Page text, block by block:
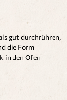
gut durchrühren,
die Form
in den Ofen